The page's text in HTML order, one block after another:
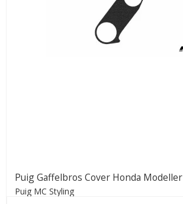
Puig Gaffelbros Cover Honda Modeller
Puig MC Styling